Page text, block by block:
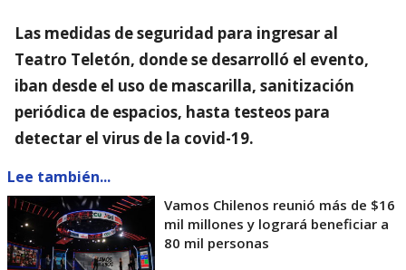
Las medidas de seguridad para ingresar al
Teatro Teletón, donde se desarrolló el evento,
iban desde el uso de mascarilla, sanitización
periódica de espacios, hasta testeos para
detectar el virus de la covid-19.
Lee también...
Vamos Chilenos reunió más de $16
mil millones y logrará beneficiar a
80 mil personas